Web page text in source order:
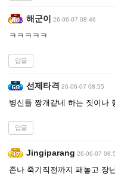
해군이 26-06-07 08:46
ㅋㅋㅋㅋㅋ
답글
선제타격 26-06-07 08:55
병신들 짱개같네 하는 짓이나
답글
Jingiparang 26-06-07
존나 죽기직전까지 패놓고 장